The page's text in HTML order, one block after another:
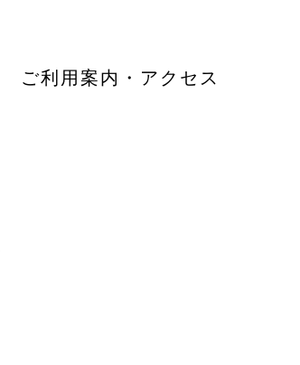
ご利用案内・アクセス